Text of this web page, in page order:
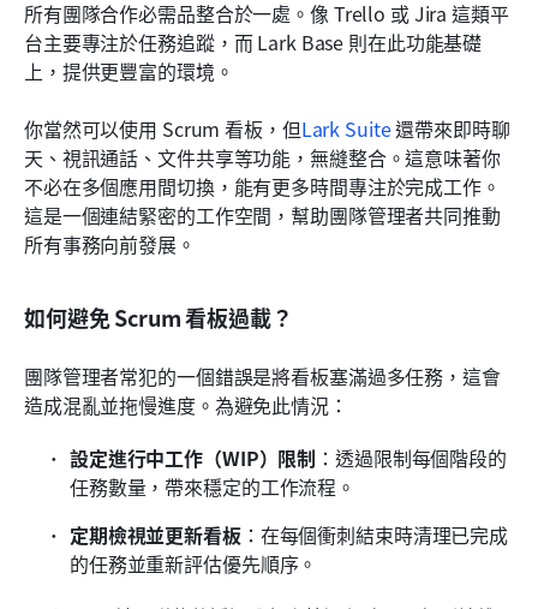
所有團隊合作必需品整合於一處。像 Trello 或 Jira 這類平
台主要專注於任務追蹤，而 Lark Base 則在此功能基礎
上，提供更豐富的環境。
你當然可以使用 Scrum 看板，但Lark Suite 還帶來即時聊
天、視訊通話、文件共享等功能，無縫整合。這意味著你
不必在多個應用間切換，能有更多時間專注於完成工作。
這是一個連結緊密的工作空間，幫助團隊管理者共同推動
所有事務向前發展。
如何避免 Scrum 看板過載？
團隊管理者常犯的一個錯誤是將看板塞滿過多任務，這會
造成混亂並拖慢進度。為避免此情況：
設定進行中工作（WIP）限制 ：透過限制每個階段的
任務數量，帶來穩定的工作流程。
定期檢視並更新看板：在每個衝刺結束時清理已完成
的任務並重新評估優先順序。